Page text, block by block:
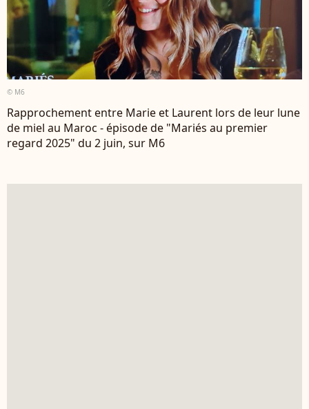
© M6
Rapprochement entre Marie et Laurent lors de leur lune
de miel au Maroc - épisode de "Mariés au premier
regard 2025" du 2 juin, sur M6